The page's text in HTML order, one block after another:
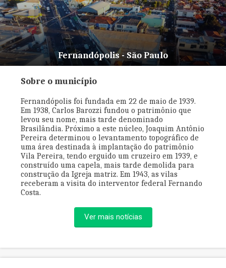
Fernandópolis - São Paulo
Sobre o município
Fernandópolis foi fundada em 22 de maio de 1939.
Em 1938, Carlos Barozzi fundou o patrimônio que
levou seu nome, mais tarde denominado
Brasilândia. Próximo a este núcleo, Joaquim Antônio
Pereira determinou o levantamento topográfico de
uma área destinada à implantação do patrimônio
Vila Pereira, tendo erguido um cruzeiro em 1939, e
construído uma capela, mais tarde demolida para
construção da Igreja matriz. Em 1943, as vilas
receberam a visita do interventor federal Fernando
Costa.
Ver mais notícias